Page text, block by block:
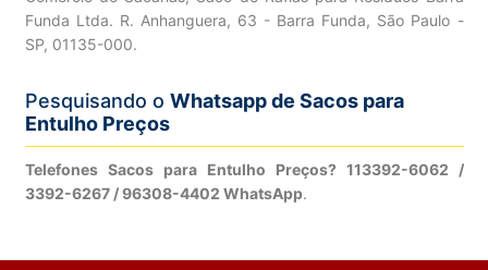
Funda Ltda. R. Anhanguera, 63 - Barra Funda, São Paulo -
SP, 01135-000.
Pesquisando o Whatsapp de Sacos para
Entulho Preços
Telefones Sacos para Entulho Preços? 113392-6062 /
3392-6267 / 96308-4402 WhatsApp.